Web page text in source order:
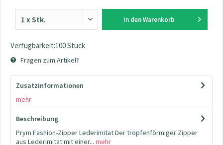
In den Warenkorb
Verfügbarkeit:100 Stück
Fragen zum Artikel?
Zusatzinformationen
mehr
Beschreibung
Prym Fashion-Zipper Lederimitat Der tropfenförmiger Zipper
aus Lederimitat mit einer... mehr